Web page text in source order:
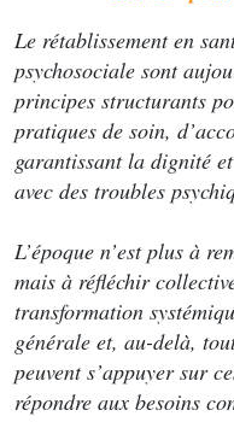
Le rétablissement en
psychosociale sont
principes structurants
pratiques de soin,
garantissant la dignité
avec des troubles
L’époque n’est plus à
mais à réfléchir
transformation
générale et, au-delà,
peuvent s’appuyer sur
répondre aux besoins